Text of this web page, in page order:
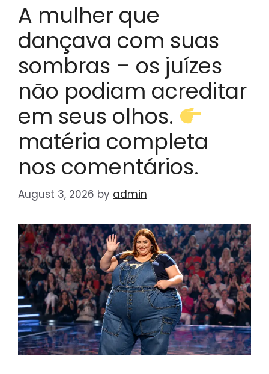
A mulher que
dançava com suas
sombras – os juízes
não podiam acreditar
em seus olhos.
matéria completa
nos comentários.
August 3, 2026 by admin